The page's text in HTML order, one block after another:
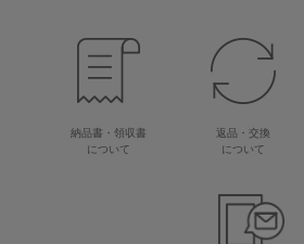
納品書・領収書
について
返品・交換
について